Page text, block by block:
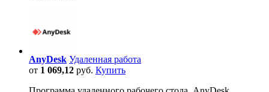
AnyDesk Удаленная работа
от 1 069,12 руб. Купить